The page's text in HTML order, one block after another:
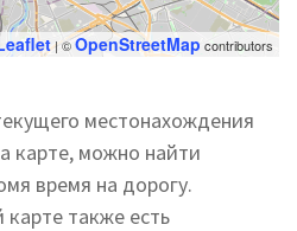
| ©OpenStreetMap contributors
местонахождения
карте, можно найти
время на дорогу.
также есть